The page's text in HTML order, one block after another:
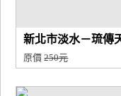
新北市淡水－琉傳
原價250元